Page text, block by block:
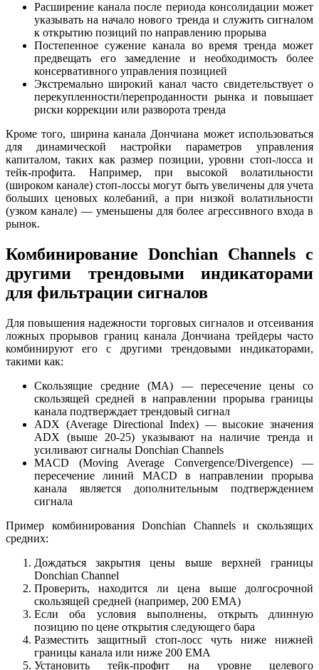
Расширение канала после периода консолидации может
указывать на начало нового тренда и служить сигналом
к открытию позиций по направлению прорыва
Постепенное сужение канала во время тренда может
предвещать его замедление и необходимость более
консервативного управления позицией
Экстремально широкий канал часто свидетельствует о
перекупленности/перепроданности рынка и повышает
риски коррекции или разворота тренда
Кроме того, ширина канала Дончиана может использоваться
для динамической настройки параметров управления
капиталом, таких как размер позиции, уровни стоп-лосса и
тейк-профита. Например, при высокой волатильности
(широком канале) стоп-лоссы могут быть увеличены для учета
больших ценовых колебаний, а при низкой волатильности
(узком канале) — уменьшены для более агрессивного входа в
рынок.
Комбинирование Donchian Channels с
другими трендовыми индикаторами
для фильтрации сигналов
Для повышения надежности торговых сигналов и отсеивания
ложных прорывов границ канала Дончиана трейдеры часто
комбинируют его с другими трендовыми индикаторами,
такими как:
Скользящие средние (MA) — пересечение цены со
скользящей средней в направлении прорыва границы
канала подтверждает трендовый сигнал
ADX (Average Directional Index) — высокие значения
ADX (выше 20-25) указывают на наличие тренда и
усиливают сигналы Donchian Channels
MACD (Moving Average Convergence/Divergence) —
пересечение линий MACD в направлении прорыва
канала является дополнительным подтверждением
сигнала
Пример комбинирования Donchian Channels и скользящих
средних:
Дождаться закрытия цены выше верхней границы
Donchian Channel
Проверить, находится ли цена выше долгосрочной
скользящей средней (например, 200 EMA)
Если оба условия выполнены, открыть длинную
позицию по цене открытия следующего бара
Разместить защитный стоп-лосс чуть ниже нижней
границы канала или ниже 200 EMA
Установить тейк-профит на уровне целевого